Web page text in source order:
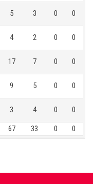
5 3 0 0
4 2 0 0
17 7 0 0
9 5 0 0
3 4 0 0
67 33 0 0